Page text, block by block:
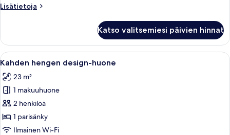
Lisätietoja
Lisätietoja
huone
Katso valitsemiesi päivien hinnat
Avaa
kaikki
huonetyypin
Kahden
hengen
design-
huone
Hotellihuone, jossa on sänky,
13
Kahden hengen design-huone
23 m²
1 makuuhuone
2 henkilöä
1 parisänky
Ilmainen Wi-Fi